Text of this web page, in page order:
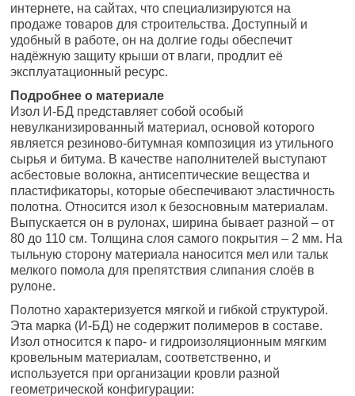
интернете, на сайтах, что специализируются на
продаже товаров для строительства. Доступный и
удобный в работе, он на долгие годы обеспечит
надёжную защиту крыши от влаги, продлит её
эксплуатационный ресурс.
Подробнее о материале
Изол И-БД представляет собой особый
невулканизированный материал, основой которого
является резиново-битумная композиция из утильного
сырья и битума. В качестве наполнителей выступают
асбестовые волокна, антисептические вещества и
пластификаторы, которые обеспечивают эластичность
полотна. Относится изол к безосновным материалам.
Выпускается он в рулонах, ширина бывает разной – от
80 до 110 см. Толщина слоя самого покрытия – 2 мм. На
тыльную сторону материала наносится мел или тальк
мелкого помола для препятствия слипания слоёв в
рулоне.
Полотно характеризуется мягкой и гибкой структурой.
Эта марка (И-БД) не содержит полимеров в составе.
Изол относится к паро- и гидроизоляционным мягким
кровельным материалам, соответственно, и
используется при организации кровли разной
геометрической конфигурации: